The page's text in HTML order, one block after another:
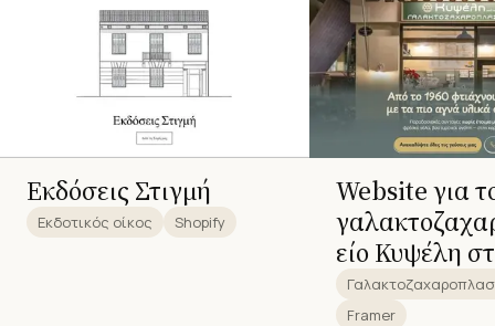
Εκδόσεις Στιγμή
Εκδοτικός οίκος Shopify
Website για
είο Κυψέλη
Framer